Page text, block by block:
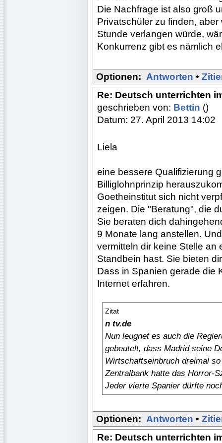
Die Nachfrage ist also groß
Privatschüler zu finden,
Stunde verlangen würde,
Konkurrenz gibt es nämlich
Optionen: Antworten •
Re: Deutsch unterrichten
geschrieben von: Bettin ()
Datum: 27. April 2013 14:02
Liela
eine bessere Qualifizierung
Billiglohnprinzip
Goetheinstitut sich nicht
zeigen. Die "Beratung", die
Sie beraten dich
9 Monate lang anstellen.
vermitteln dir keine Stelle an
Standbein hast. Sie bieten
Dass in Spanien gerade die
Internet erfahren.
Zitat
n tv.de
Nun leugnet es auch die
gebeutelt, dass Madrid seine
Wirtschaftseinbruch dreimal
Zentralbank hatte das Horror-
Jeder vierte Spanier dürfte
Optionen: Antworten •
Re: Deutsch unterrichten